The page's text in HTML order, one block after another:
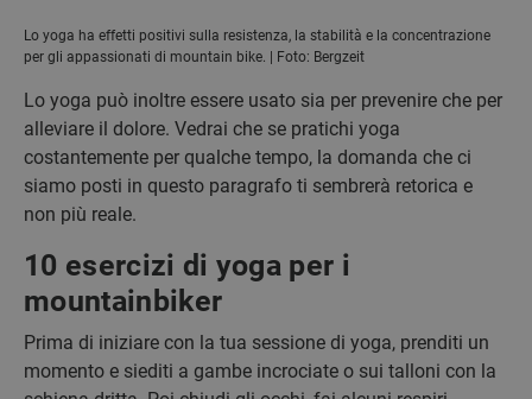
Lo yoga ha effetti positivi sulla resistenza, la stabilità e la concentrazione
per gli appassionati di mountain bike. | Foto: Bergzeit
Lo yoga può inoltre essere usato sia per prevenire che per
alleviare il dolore. Vedrai che se pratichi yoga
costantemente per qualche tempo, la domanda che ci
siamo posti in questo paragrafo ti sembrerà retorica e
non più reale.
10 esercizi di yoga per i
mountainbiker
Prima di iniziare con la tua sessione di yoga, prenditi un
momento e siediti a gambe incrociate o sui talloni con la